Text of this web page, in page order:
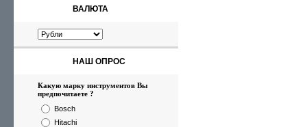
ВАЛЮТА
НАШ ОПРОС
Какую марку инструментов Вы
предпочитаете ?
Bosch
Hitachi